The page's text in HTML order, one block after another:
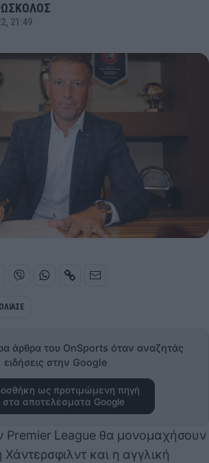
21:49
άρθρα του OnSports όταν αναζητάς
ειδήσεις στην Google
ως προτιμώμενη πηγή
στα αποτελέσματα Google
Premier League θα μονομαχήσουν
και η αγγλική